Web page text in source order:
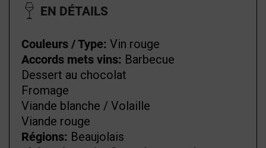
EN DÉTAILS
Couleurs / Type: Vin rouge
Accords mets vins: Barbecue
Dessert au chocolat
Fromage
Viande blanche / Volaille
Viande rouge
Régions: Beaujolais